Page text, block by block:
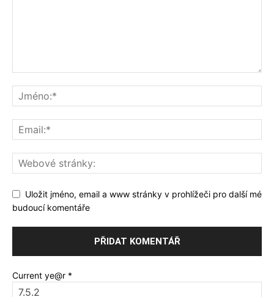
Uložit jméno, email a www stránky v prohlížeči pro další mé
budoucí komentáře
Current ye@r *